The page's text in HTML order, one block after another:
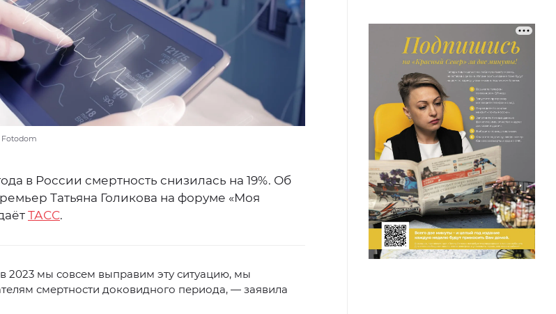
Fotodom
в России смертность снизилась на 19%. Об
Татьяна Голикова на форуме «Моя
ТАСС.
2023 мы совсем выправим эту ситуацию, мы
смертности доковидного периода, — заявила